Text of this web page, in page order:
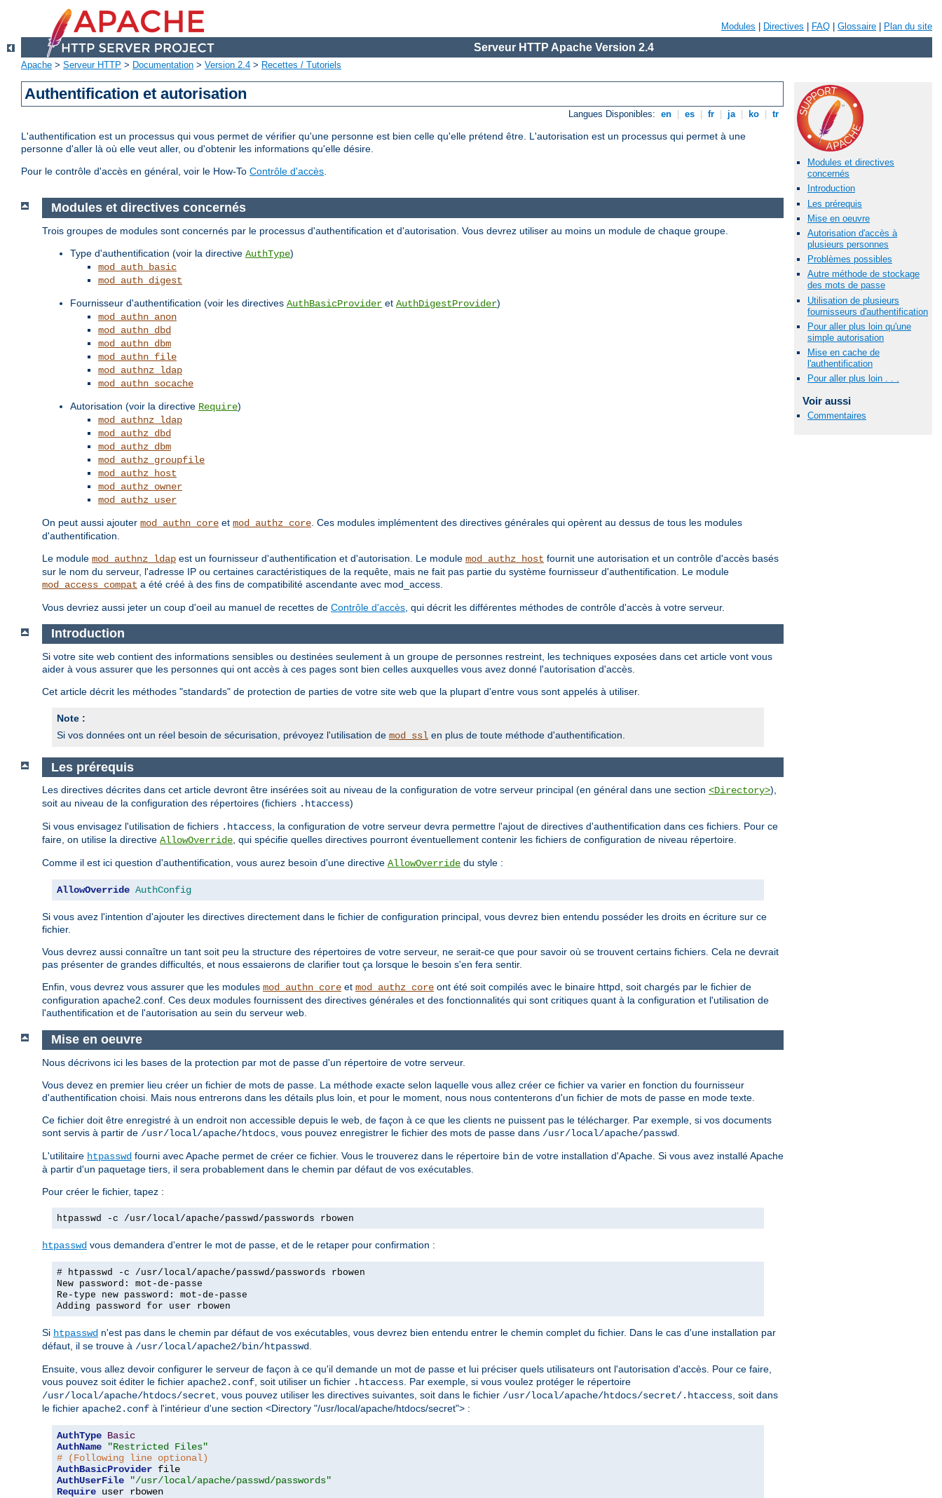
Modules Directives FAQ Glossaire Plan du site
Serveur HTTP Apache Version 2.4
Apache > Serveur HTTP > Documentation > Version 2.4 > Recettes / Tutoriels
Authentification et autorisation
Langues Disponibles: en es fr ja ko tr
L'authentification est un processus qui vous permet de vérifier qu'une personne est bien celle qu'elle prétend être. L'autorisation est un processus qui permet à une
personne d'aller là où elle veut aller, ou d'obtenir les informations qu'elle désire.
Pour le contrôle d'accès en général, voir le How-To Contrôle d'accès.
Modules et directives
concernés
Introduction
Les prérequis
Mise en oeuvre
Autorisation d'accès à
plusieurs personnes
Problèmes possibles
Autre méthode de stockage
des mots de passe
Utilisation de plusieurs
fournisseurs d'authentification
Pour aller plus loin qu'une
simple autorisation
Mise en cache de
l'authentification
Pour aller plus loin . . .
Voir aussi
Commentaires
Modules et directives concernés
Trois groupes de modules sont concernés par le processus d'authentification et d'autorisation. Vous devrez utiliser au moins un module de chaque groupe.
Type d'authentification (voir la directive AuthType)
mod_auth_basic
mod_auth_digest
Fournisseur d'authentification (voir les directives AuthBasicProvider et AuthDigestProvider)
mod_authn_anon
mod_authn_dbd
mod_authn_dbm
mod_authn_file
mod_authnz_ldap
mod_authn_socache
Autorisation (voir la directive Require)
mod_authnz_ldap
mod_authz_dbd
mod_authz_dbm
mod_authz_groupfile
mod_authz_host
mod_authz_owner
mod_authz_user
On peut aussi ajouter mod_authn_core et mod_authz_core . Ces modules implémentent des directives générales qui opèrent au dessus de tous les modules
d'authentification.
Le module mod_authnz_ldap est un fournisseur d'authentification et d'autorisation. Le module mod_authz_host fournit une autorisation et un contrôle d'accès basés
sur le nom du serveur, l'adresse IP ou certaines caractéristiques de la requête, mais ne fait pas partie du système fournisseur d'authentification. Le module
mod_access_compat a été créé à des fins de compatibilité ascendante avec mod_access.
Vous devriez aussi jeter un coup d'oeil au manuel de recettes de Contrôle d'accès , qui décrit les différentes méthodes de contrôle d'accès à votre serveur.
Introduction
Si votre site web contient des informations sensibles ou destinées seulement à un groupe de personnes restreint, les techniques exposées dans cet article vont vous
aider à vous assurer que les personnes qui ont accès à ces pages sont bien celles auxquelles vous avez donné l'autorisation d'accès.
Cet article décrit les méthodes "standards" de protection de parties de votre site web que la plupart d'entre vous sont appelés à utiliser.
Note :
Si vos données ont un réel besoin de sécurisation, prévoyez l'utilisation de mod_ssl en plus de toute méthode d'authentification.
Les prérequis
Les directives décrites dans cet article devront être insérées soit au niveau de la configuration de votre serveur principal (en général dans une section <Directory>),
soit au niveau de la configuration des répertoires (fichiers .htaccess)
Si vous envisagez l'utilisation de fichiers .htaccess, la configuration de votre serveur devra permettre l'ajout de directives d'authentification dans ces fichiers. Pour ce
faire, on utilise la directive AllowOverride, qui spécifie quelles directives pourront éventuellement contenir les fichiers de configuration de niveau répertoire.
Comme il est ici question d'authentification, vous aurez besoin d'une directive AllowOverride du style :
AllowOverride AuthConfig
Si vous avez l'intention d'ajouter les directives directement dans le fichier de configuration principal, vous devrez bien entendu posséder les droits en écriture sur ce
fichier.
Vous devrez aussi connaître un tant soit peu la structure des répertoires de votre serveur, ne serait-ce que pour savoir où se trouvent certains fichiers. Cela ne devrait
pas présenter de grandes difficultés, et nous essaierons de clarifier tout ça lorsque le besoin s'en fera sentir.
Enfin, vous devrez vous assurer que les modules mod_authn_core et mod_authz_core ont été soit compilés avec le binaire httpd, soit chargés par le fichier de
configuration apache2.conf. Ces deux modules fournissent des directives générales et des fonctionnalités qui sont critiques quant à la configuration et l'utilisation de
l'authentification et de l'autorisation au sein du serveur web.
Mise en oeuvre
Nous décrivons ici les bases de la protection par mot de passe d'un répertoire de votre serveur.
Vous devez en premier lieu créer un fichier de mots de passe. La méthode exacte selon laquelle vous allez créer ce fichier va varier en fonction du fournisseur
d'authentification choisi. Mais nous entrerons dans les détails plus loin, et pour le moment, nous nous contenterons d'un fichier de mots de passe en mode texte.
Ce fichier doit être enregistré à un endroit non accessible depuis le web, de façon à ce que les clients ne puissent pas le télécharger. Par exemple, si vos documents
sont servis à partir de /usr/local/apache/htdocs , vous pouvez enregistrer le fichier des mots de passe dans /usr/local/apache/passwd
L'utilitaire htpasswd fourni avec Apache permet de créer ce fichier. Vous le trouverez dans le répertoire bin de votre installation d'Apache. Si vous avez installé Apache
à partir d'un paquetage tiers, il sera probablement dans le chemin par défaut de vos exécutables.
Pour créer le fichier, tapez :
htpasswd -c /usr/local/apache/passwd/passwords rbowen
htpasswd vous demandera d'entrer le mot de passe, et de le retaper pour confirmation :
# htpasswd -c /usr/local/apache/passwd/passwords rbowen
New password: mot-de-passe
Re-type new password: mot-de-passe
Adding password for user rbowen
Si htpasswd n'est pas dans le chemin par défaut de vos exécutables, vous devrez bien entendu entrer le chemin complet du fichier. Dans le cas d'une installation par
défaut, il se trouve à /usr/local/apache2/bin/htpasswd
Ensuite, vous allez devoir configurer le serveur de façon à ce qu'il demande un mot de passe et lui préciser quels utilisateurs ont l'autorisation d'accès. Pour ce faire,
vous pouvez soit éditer le fichier apache2.conf , soit utiliser un fichier .htaccess . Par exemple, si vous voulez protéger le répertoire
/usr/local/apache/htdocs/secret , vous pouvez utiliser les directives suivantes, soit dans le fichier /usr/local/apache/htdocs/secret/.htaccess , soit dans
le fichier apache2.conf à l'intérieur d'une section <Directory "/usr/local/apache/htdocs/secret"> :
AuthType Basic
AuthName
"Restricted Files"
# (Following line optional)
AuthBasicProvider
AuthUserFile
"/usr/local/apache/passwd/passwords"
Require user rbowen